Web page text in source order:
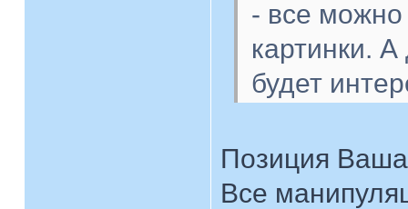
- все
картинки.
будет
Позиция
Все